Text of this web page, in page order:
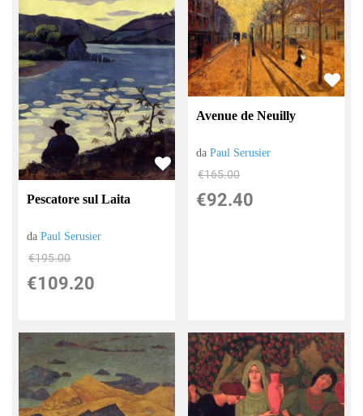
Pescatore sul Laita
daPaul Serusier
€195.00
€109.20
Avenue de Neuilly
daPaul Serusier
€165.00
€92.40